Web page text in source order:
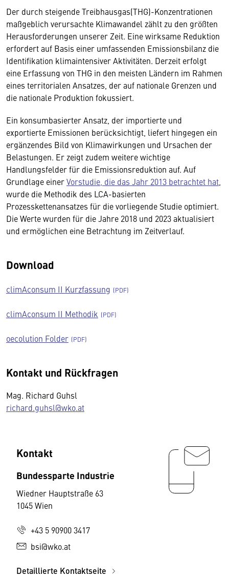
Der durch steigende Treibhausgas(THG)-Konzentrationen
maßgeblich verursachte Klimawandel zählt zu den größten
Herausforderungen unserer Zeit. Eine wirksame Reduktion
erfordert auf Basis einer umfassenden Emissionsbilanz die
Identifikation klimaintensiver Aktivitäten. Derzeit erfolgt
eine Erfassung von THG in den meisten Ländern im Rahmen
eines territorialen Ansatzes, der auf nationale Grenzen und
die nationale Produktion fokussiert.
Ein konsumbasierter Ansatz, der importierte und
exportierte Emissionen berücksichtigt, liefert hingegen ein
ergänzendes Bild von Klimawirkungen und Ursachen der
Belastungen. Er zeigt zudem weitere wichtige
Handlungsfelder für die Emissionsreduktion auf. Auf
Grundlage einerVorstudie, die das Jahr 2013 betrachtet hat
wurde die Methodik des LCA-basierten
Prozesskettenansatzes für die vorliegende Studie optimiert.
Die Werte wurden für die Jahre 2018 und 2023 aktualisiert
und ermöglichen eine Betrachtung im Zeitverlauf.
Download
climAconsum II Kurzfassung
climAconsum II Methodik
oecolution Folder
Kontakt und Rückfragen
Mag. Richard Guhsl
richard.guhsl@wko.at
Kontakt
Bundessparte Industrie
Wiedner Hauptstraße 63
1045 Wien
+43 5 90900 3417
bsi@wko.at
Detaillierte Kontaktseite